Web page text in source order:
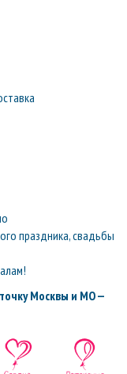
праздника, свадьбы
Москвы и МО —